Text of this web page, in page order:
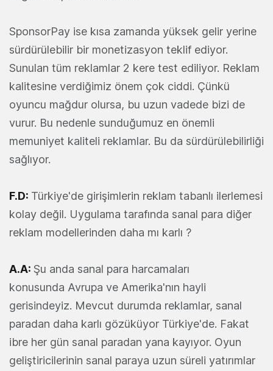
SponsorPay ise kısa zamanda yüksek gelir yerine
sürdürülebilir bir monetizasyon teklif ediyor.
Sunulan tüm reklamlar 2 kere test ediliyor. Reklam
kalitesine verdiğimiz önem çok ciddi. Çünkü
oyuncu mağdur olursa, bu uzun vadede bizi de
vurur. Bu nedenle sunduğumuz en önemli
memuniyet kaliteli reklamlar. Bu da sürdürülebilirliği
sağlıyor.
F.D: Türkiye'de girişimlerin reklam tabanlı ilerlemesi
kolay değil. Uygulama tarafında sanal para diğer
reklam modellerinden daha mı karlı ?
A.A: Şu anda sanal para harcamaları
konusunda Avrupa ve Amerika'nın hayli
gerisindeyiz. Mevcut durumda reklamlar, sanal
paradan daha karlı gözüküyor Türkiye'de. Fakat
ibre her gün sanal paradan yana kayıyor. Oyun
geliştiricilerinin sanal paraya uzun süreli yatırımlar